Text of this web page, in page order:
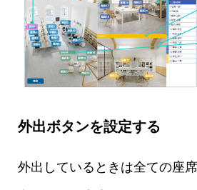
外出ボタンを設定する
外出しているときは全ての座